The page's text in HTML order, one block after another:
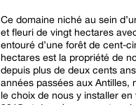
Ce domaine niché au sein
et fleuri de vingt hectares
entouré d’une forêt de cent-
hectares est la propriété de
depuis plus de deux cents
années passées aux Antilles,
le choix de nous y installer en